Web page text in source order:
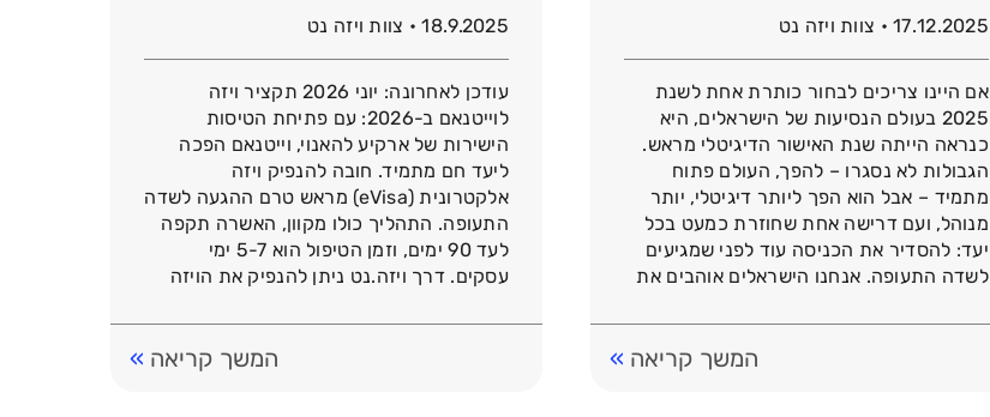
17.12.2025 • צוות ויזה נט
אם היינו צריכים לבחור כותרת אחת לשנת
2025 בעולם הנסיעות של הישראלים, היא
כנראה הייתה שנת האישור הדיגיטלי מראש.
הגבולות לא נסגרו – להפך, העולם פתוח
מתמיד – אבל הוא הפך ליותר דיגיטלי, יותר
מנוהל, ועם דרישה אחת שחוזרת כמעט בכל
יעד: להסדיר את הכניסה עוד לפני שמגיעים
לשדה התעופה. אנחנו הישראלים אוהבים את
המשך קריאה »
18.9.2025 • צוות ויזה נט
עודכן לאחרונה: יוני 2026 תקציר ויזה
לוייטנאם ב-2026: עם פתיחת הטיסות
הישירות של ארקיע להאנוי, וייטנאם הפכה
ליעד חם מתמיד. חובה להנפיק ויזה
אלקטרונית (eVisa) מראש טרם ההגעה לשדה
התעופה. התהליך כולו מקוון, האשרה תקפה
לעד 90 ימים, וזמן הטיפול הוא 5-7 ימי
עסקים. דרך ויזה.נט ניתן להנפיק את הויזה
המשך קריאה »